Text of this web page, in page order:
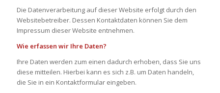
Die Datenverarbeitung auf dieser Website erfolgt durch den
Websitebetreiber. Dessen Kontaktdaten können Sie dem
Impressum dieser Website entnehmen.
Wie erfassen wir Ihre Daten?
Ihre Daten werden zum einen dadurch erhoben, dass Sie uns
diese mitteilen. Hierbei kann es sich z.B. um Daten handeln,
die Sie in ein Kontaktformular eingeben.